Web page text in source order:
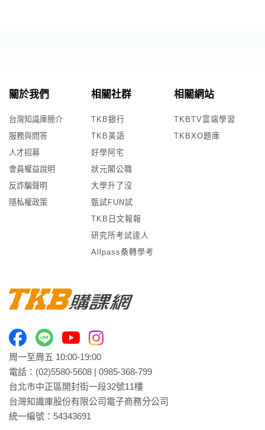
周一至周五 10:00-19:00
電話： (02)5580-5608 | 0985-368-799
台北市中正區開封街一段32號11樓
台灣知識庫股份有限公司電子商務分公司
統一編號：54343691
關於我們
台灣知識庫簡介
服務與問答
人才招募
會員權益說明
反詐騙聲明
隱私權政策
相關社群
TKB銀行
TKB美語
好學阿宅
狀元閣公職
大學升了沒
甄試FUN試
TKB日文報報
研究所考試達人
Allpass桑轉學考
相關網站
TKBTV雲端學習
TKBXO題庫